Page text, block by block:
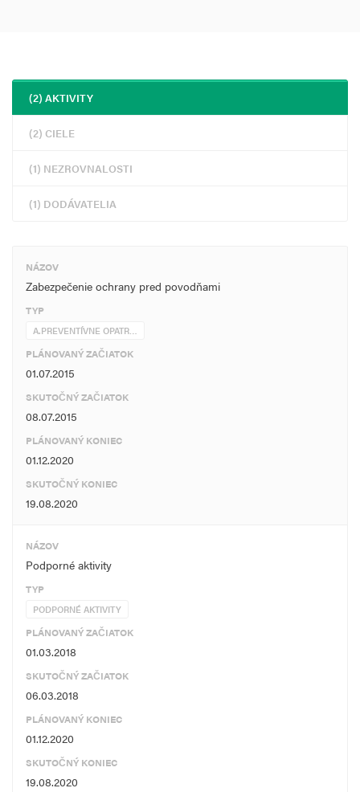
(2) AKTIVITY
(2) CIELE
(1) NEZROVNALOSTI
(1) DODÁVATELIA
NÁZOV
Zabezpečenie ochrany pred povodňami
TYP
A.PREVENTÍVNE OPATR…
PLÁNOVANÝ ZAČIATOK
01.07.2015
SKUTOČNÝ ZAČIATOK
08.07.2015
PLÁNOVANÝ KONIEC
01.12.2020
SKUTOČNÝ KONIEC
19.08.2020
NÁZOV
Podporné aktivity
TYP
PODPORNÉ AKTIVITY
PLÁNOVANÝ ZAČIATOK
01.03.2018
SKUTOČNÝ ZAČIATOK
06.03.2018
PLÁNOVANÝ KONIEC
01.12.2020
SKUTOČNÝ KONIEC
19.08.2020